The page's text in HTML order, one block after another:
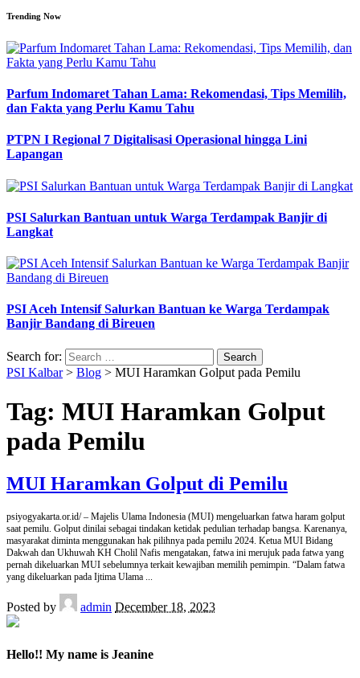
Trending Now
Parfum Indomaret Tahan Lama: Rekomendasi, Tips Memilih,
dan Fakta yang Perlu Kamu Tahu
PTPN I Regional 7 Digitalisasi Operasional hingga Lini
Lapangan
PSI Salurkan Bantuan untuk Warga Terdampak Banjir di
Langkat
PSI Aceh Intensif Salurkan Bantuan ke Warga Terdampak
Banjir Bandang di Bireuen
Search for:
PSI Kalbar> Blog > MUI Haramkan Golput pada Pemilu
Tag: MUI Haramkan Golput
pada Pemilu
MUI Haramkan Golput di Pemilu
psiyogyakarta.or.id/ – Majelis Ulama Indonesia (MUI) mengeluarkan fatwa haram golput
saat pemilu. Golput dinilai sebagai tindakan ketidak pedulian terhadap bangsa. Karenanya,
masyarakat diminta menggunakan hak pilihnya pada pemilu 2024. Ketua MUI Bidang
Dakwah dan Ukhuwah KH Cholil Nafis mengatakan, fatwa ini merujuk pada fatwa yang
pernah dikeluarkan MUI sebelumnya terkait kewajiban memilih pemimpin. “Dalam fatwa
yang dikeluarkan pada Ijtima Ulama ...
Posted by admin December 18, 2023
Hello!! My name is Jeanine